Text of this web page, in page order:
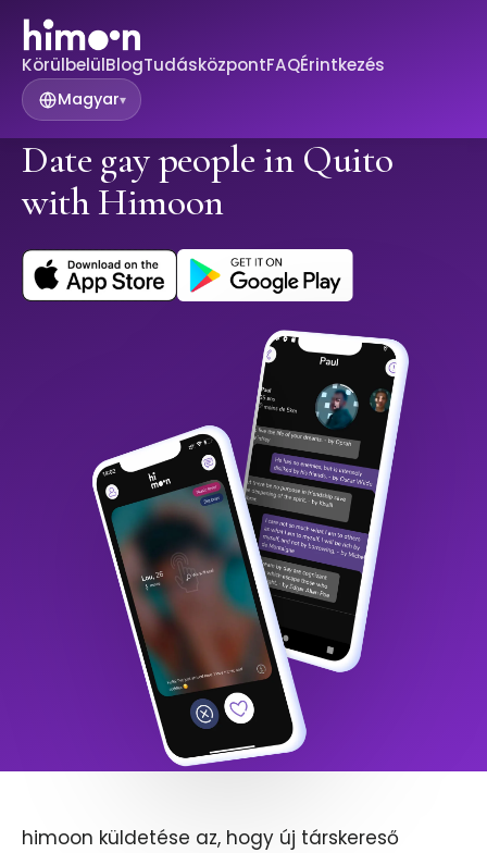
KörülbelülBlogTudásközpontFAQÉrintkezés
Magyar▾
Date gay people in Quito
with Himoon
himoon küldetése az, hogy új társkereső